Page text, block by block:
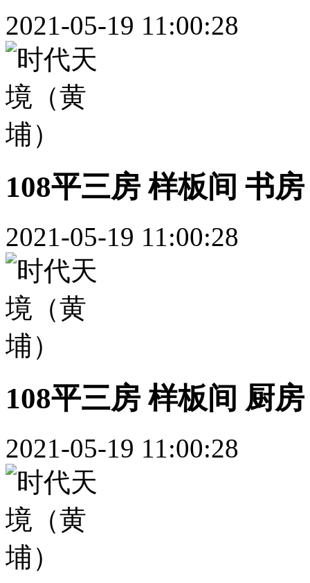
2021-05-19 11:00:28
108平三房 样板间 书房
2021-05-19 11:00:28
108平三房 样板间 厨房
2021-05-19 11:00:28